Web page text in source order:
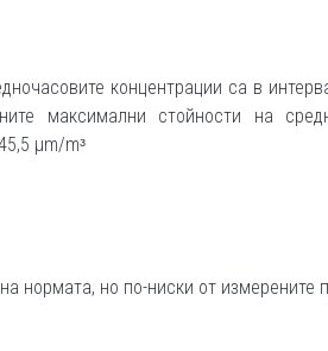
концентрации са в
максимални стойности на
µm/mᶟ
нормата, но по-ниски от измерените